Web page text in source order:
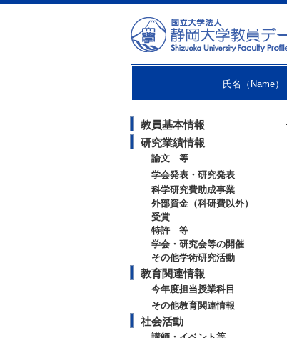
氏名（Name）
教員基本情報
研究業績情報
論文 等
学会発表・研究発表
科学研究費助成事業
外部資金（科研費以外）
受賞
特許 等
学会・研究会等の開催
その他学術研究活動
教育関連情報
今年度担当授業科目
その他教育関連情報
社会活動